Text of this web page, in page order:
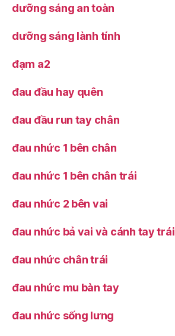
dưỡng sáng an toàn
dưỡng sáng lành tính
đạm a2
đau đầu hay quên
đau đầu run tay chân
đau nhức 1 bên chân
đau nhức 1 bên chân trái
đau nhức 2 bên vai
đau nhức bả vai và cánh tay trái
đau nhức chân trái
đau nhức mu bàn tay
đau nhức sống lưng